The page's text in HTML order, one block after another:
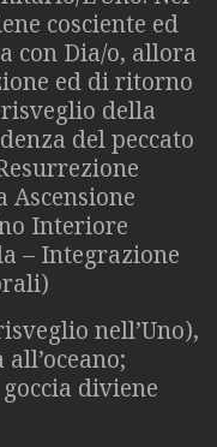
cosciente ed
con Dia/o, allora
ed di ritorno
della
del peccato
Ascensione
Interiore
– Integrazione
nell’Uno),
diviene